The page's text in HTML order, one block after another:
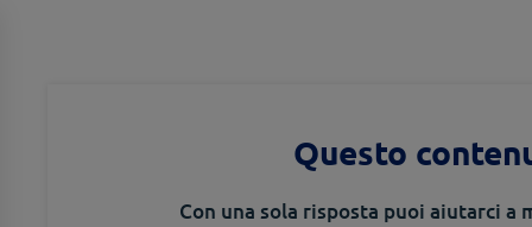
Questo
Con una sola risposta puoi aiutarci